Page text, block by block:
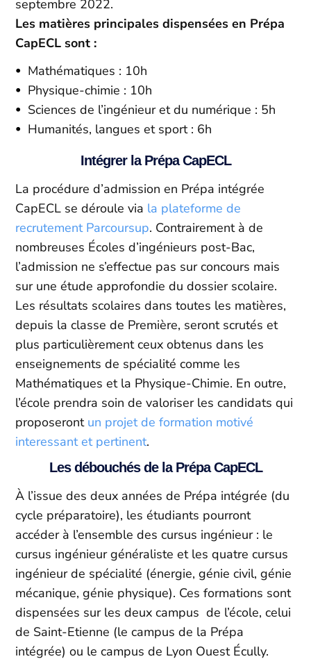
septembre 2022.
Les matières principales dispensées en Prépa
CapECL sont :
Mathématiques : 10h
Physique-chimie : 10h
Sciences de l’ingénieur et du numérique : 5h
Humanités, langues et sport : 6h
Intégrer la Prépa CapECL
La procédure d’admission en Prépa intégrée
CapECL se déroule via la plateforme de
recrutement Parcoursup. Contrairement à de
nombreuses Écoles d’ingénieurs post-Bac,
l’admission ne s’effectue pas sur concours mais
sur une étude approfondie du dossier scolaire.
Les résultats scolaires dans toutes les matières,
depuis la classe de Première, seront scrutés et
plus particulièrement ceux obtenus dans les
enseignements de spécialité comme les
Mathématiques et la Physique-Chimie. En outre,
l’école prendra soin de valoriser les candidats qui
proposerontun projet de formation motivé
interessant et pertinent.
Les débouchés de la Prépa CapECL
À l’issue des deux années de Prépa intégrée (du
cycle préparatoire), les étudiants pourront
accéder à l’ensemble des cursus ingénieur : le
cursus ingénieur généraliste et les quatre cursus
ingénieur de spécialité (énergie, génie civil, génie
mécanique, génie physique). Ces formations sont
dispensées sur les deux campus de l’école, celui
de Saint-Etienne (le campus de la Prépa
intégrée) ou le campus de Lyon Ouest Écully.